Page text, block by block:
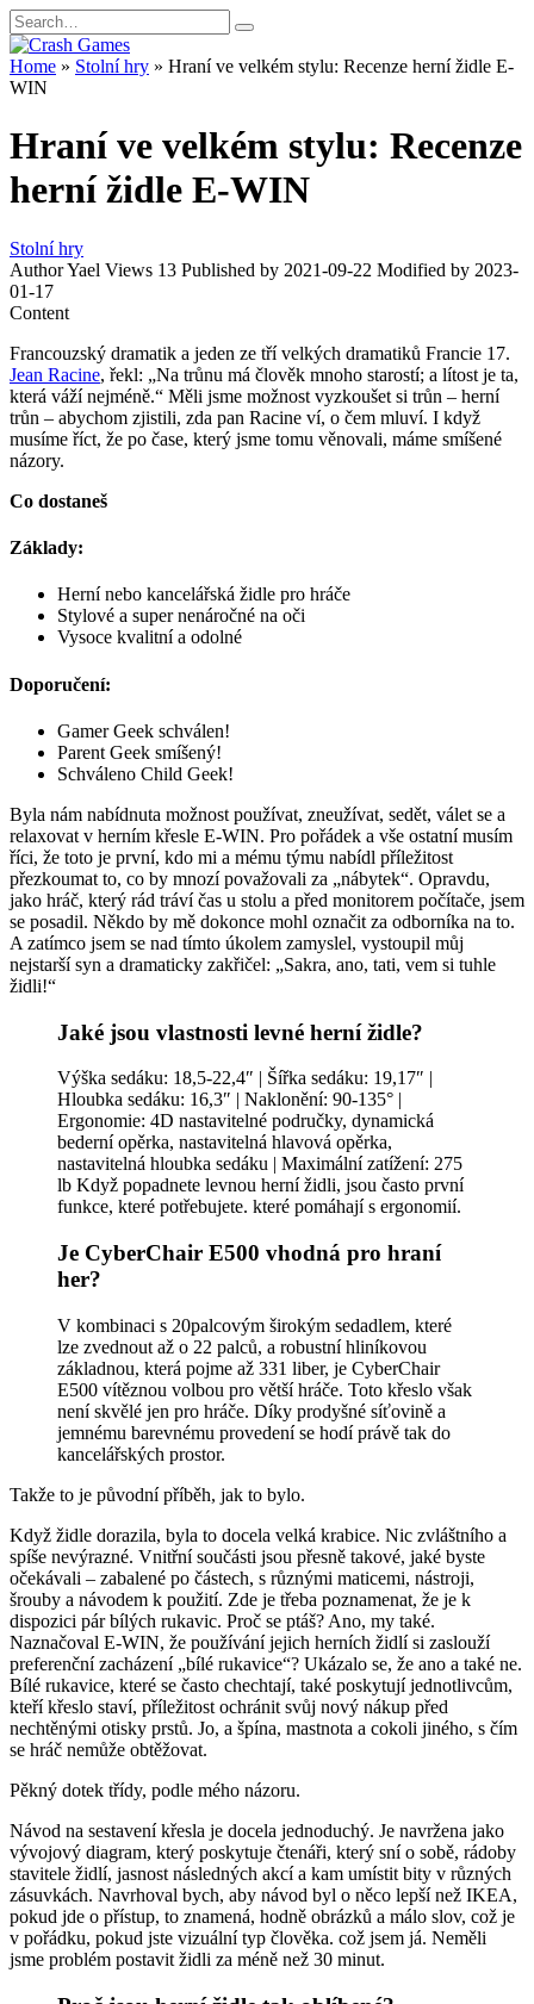
Skip
to
content
Search
for:
Home » Stolní hry » Hraní ve velkém stylu: Recenze herní židle E-
WIN
Hraní ve velkém stylu: Recenze
herní židle E-WIN
Stolní hry
AuthorYael Views 13 Published by 2021-09-22 Modified by 2023-
01-17
Content
Francouzský dramatik a jeden ze tří velkých dramatiků Francie 17.
Jean Racine, řekl: „Na trůnu má člověk mnoho starostí; a lítost je ta,
která váží nejméně.“ Měli jsme možnost vyzkoušet si trůn – herní
trůn – abychom zjistili, zda pan Racine ví, o čem mluví. I když
musíme říct, že po čase, který jsme tomu věnovali, máme smíšené
názory.
Co dostaneš
Základy:
Herní nebo kancelářská židle pro hráče
Stylové a super nenáročné na oči
Vysoce kvalitní a odolné
Doporučení:
Gamer Geek schválen!
Parent Geek smíšený!
Schváleno Child Geek!
Byla nám nabídnuta možnost používat, zneužívat, sedět, válet se a
relaxovat v herním křesle E-WIN. Pro pořádek a vše ostatní musím
říci, že toto je první, kdo mi a mému týmu nabídl příležitost
přezkoumat to, co by mnozí považovali za „nábytek“. Opravdu,
jako hráč, který rád tráví čas u stolu a před monitorem počítače, jsem
se posadil. Někdo by mě dokonce mohl označit za odborníka na to.
A zatímco jsem se nad tímto úkolem zamyslel, vystoupil můj
nejstarší syn a dramaticky zakřičel: „Sakra, ano, tati, vem si tuhle
židli!“
Jaké jsou vlastnosti levné herní židle?
Výška sedáku: 18,5-22,4″ | Šířka sedáku: 19,17″ |
Hloubka sedáku: 16,3″ | Naklonění: 90-135° |
Ergonomie: 4D nastavitelné područky, dynamická
bederní opěrka, nastavitelná hlavová opěrka,
nastavitelná hloubka sedáku | Maximální zatížení: 275
lb Když popadnete levnou herní židli, jsou často první
funkce, které potřebujete. které pomáhají s ergonomií.
Je CyberChair E500 vhodná pro hraní
her?
V kombinaci s 20palcovým širokým sedadlem, které
lze zvednout až o 22 palců, a robustní hliníkovou
základnou, která pojme až 331 liber, je CyberChair
E500 vítěznou volbou pro větší hráče. Toto křeslo však
není skvělé jen pro hráče. Díky prodyšné síťovině a
jemnému barevnému provedení se hodí právě tak do
kancelářských prostor.
Takže to je původní příběh, jak to bylo.
Když židle dorazila, byla to docela velká krabice. Nic zvláštního a
spíše nevýrazné. Vnitřní součásti jsou přesně takové, jaké byste
očekávali – zabalené po částech, s různými maticemi, nástroji,
šrouby a návodem k použití. Zde je třeba poznamenat, že je k
dispozici pár bílých rukavic. Proč se ptáš? Ano, my také.
Naznačoval E-WIN, že používání jejich herních židlí si zaslouží
preferenční zacházení „bílé rukavice“? Ukázalo se, že ano a také ne.
Bílé rukavice, které se často chechtají, také poskytují jednotlivcům,
kteří křeslo staví, příležitost ochránit svůj nový nákup před
nechtěnými otisky prstů. Jo, a špína, mastnota a cokoli jiného, ​​s čím
se hráč nemůže obtěžovat.
Pěkný dotek třídy, podle mého názoru.
Návod na sestavení křesla je docela jednoduchý. Je navržena jako
vývojový diagram, který poskytuje čtenáři, který sní o sobě, rádoby
stavitele židlí, jasnost následných akcí a kam umístit bity v různých
zásuvkách. Navrhoval bych, aby návod byl o něco lepší než IKEA,
pokud jde o přístup, to znamená, hodně obrázků a málo slov, což je
v pořádku, pokud jste vizuální typ člověka. což jsem já. Neměli
jsme problém postavit židli za méně než 30 minut.